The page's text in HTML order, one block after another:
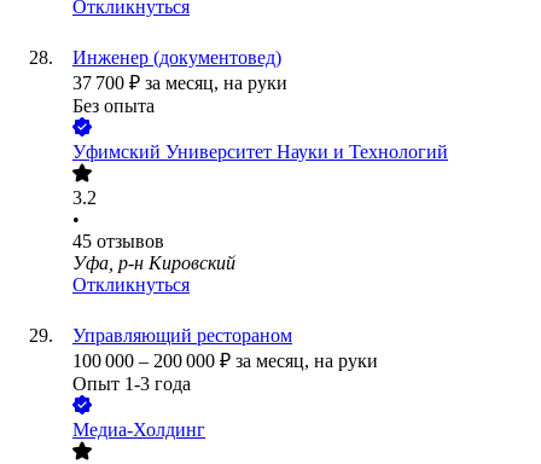
Откликнуться
Инженер (документовед)
37 700 ₽ за месяц, на руки
Без опыта
Уфимский Университет Науки и Технологий
3.2
•
45 отзывов
Уфа, р-н Кировский
Откликнуться
Управляющий рестораном
100 000 – 200 000 ₽ за месяц, на руки
Опыт 1-3 года
Медиа-Холдинг